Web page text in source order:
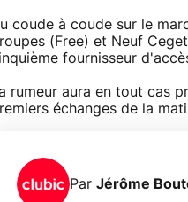
coude à coude sur le
(Free) et Neuf
fournisseur
rumeur aura en tout cas
échanges de la
Par Jérôme